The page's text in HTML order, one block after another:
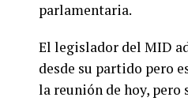
parlamentaria.
El legislador del MID
desde su partido pero
la reunión de hoy, pero